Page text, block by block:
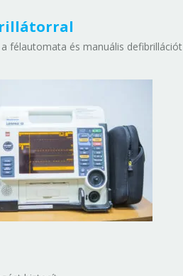
és manuális